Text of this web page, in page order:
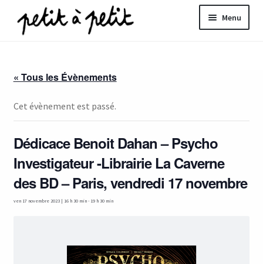
Aller
à
Aller
au
Menu
« Tous les Évènements
Cet évènement est passé.
Dédicace Benoit Dahan – Psycho
Investigateur -Librairie La Caverne
des BD – Paris, vendredi 17 novembre
ven 17 novembre 2023 | 16 h 30 min- 19 h 30 min